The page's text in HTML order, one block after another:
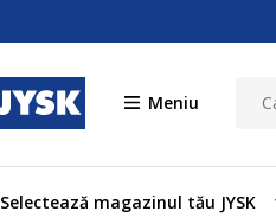
Meniu
Selectează magazinul tău JYSK